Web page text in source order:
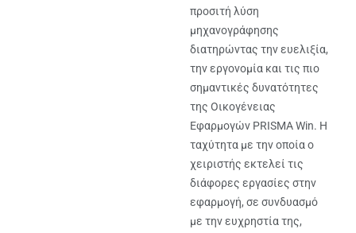
προσιτή λύση
μηχανογράφησης
διατηρώντας την ευελιξία,
την εργονομία και τις πιο
σημαντικές δυνατότητες
της Οικογένειας
Εφαρμογών PRISMA Win. Η
ταχύτητα με την οποία ο
χειριστής εκτελεί τις
διάφορες εργασίες στην
εφαρμογή, σε συνδυασμό
με την ευχρηστία της,